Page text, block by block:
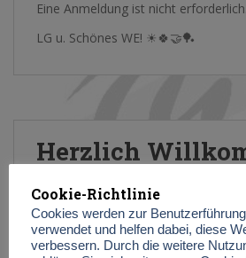
Eine Anmeldung ist nicht erforderlich.
LG u. Schönes WE! ☀🍀🤝🏓
Herzlich
7. April 2022 Blogger
Cookie-Richtlinie
Cookies werden zur
verwendet und helfen dabei, diese
verbessern. Durch die weitere